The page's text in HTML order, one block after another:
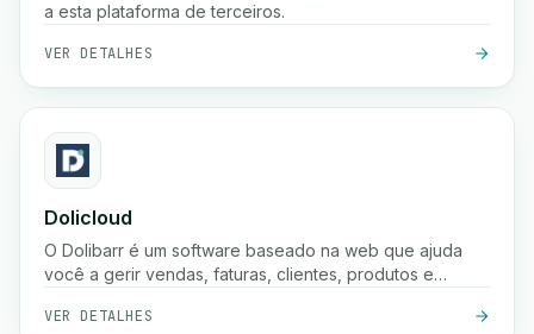
a esta plataforma de terceiros.
VER DETALHES
Dolicloud
O Dolibarr é um software baseado na web que ajuda
você a gerir vendas, faturas, clientes, produtos e
VER DETALHES